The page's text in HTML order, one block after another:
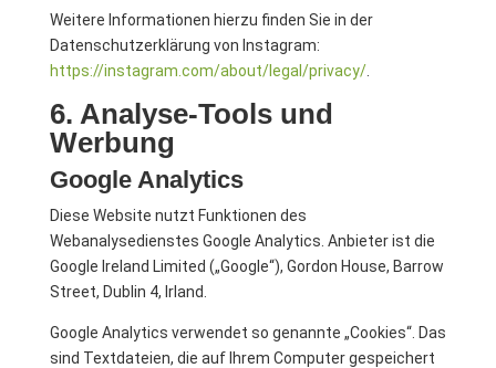
Weitere Informationen hierzu finden Sie in der
Datenschutzerklärung von Instagram:
https://instagram.com/about/legal/privacy/.
6. Analyse-Tools und
Werbung
Google Analytics
Diese Website nutzt Funktionen des
Webanalysedienstes Google Analytics. Anbieter ist die
Google Ireland Limited („Google“), Gordon House, Barrow
Street, Dublin 4, Irland.
Google Analytics verwendet so genannte „Cookies“. Das
sind Textdateien, die auf Ihrem Computer gespeichert